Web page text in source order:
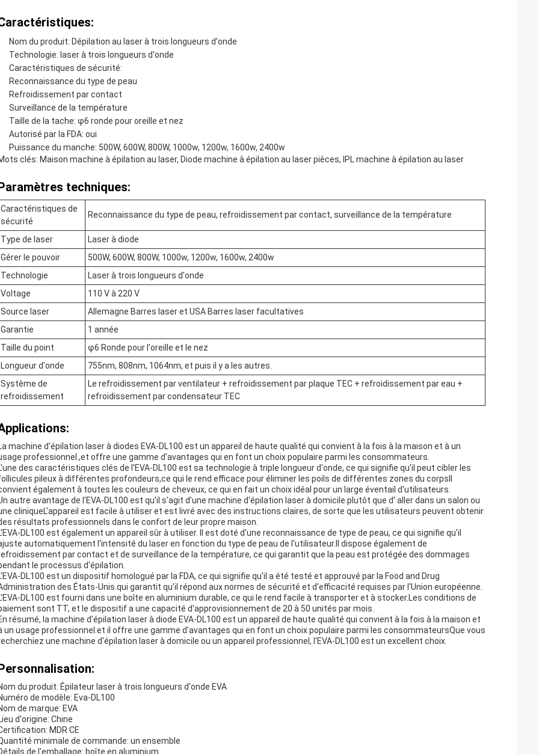
Nom du produit: Dépilation au laser à trois longueurs d'onde
Technologie: laser à trois longueurs d'onde
Caractéristiques de sécurité:
Reconnaissance du type de peau
Refroidissement par contact
Surveillance de la température
Taille de la tache: φ6 ronde pour oreille et nez
Autorisé par la FDA: oui
Puissance du manche: 500W, 600W, 800W, 1000w, 1200w, 1600w, 2400w
clés: Maison machine à épilation au laser, Diode machine à épilation au laser pièces, IPL machine à épilation au laser
techniques:
Caractéristiques de
sécurité
Reconnaissance du type de peau, refroidissement par contact, surveillance de la température
Type de laser
Laser à diode
Gérer le pouvoir
500W, 600W, 800W, 1000w, 1200w, 1600w, 2400w
Technologie
Laser à trois longueurs d'onde
Voltage
110 V à 220 V
Source laser
Allemagne Barres laser et USA Barres laser facultatives
Garantie
1 année
Taille du point
φ6 Ronde pour l'oreille et le nez
Longueur d'onde
755nm, 808nm, 1064nm, et puis il y a les autres.
Système de
refroidissement
Le refroidissement par ventilateur + refroidissement par plaque TEC + refroidissement par eau +
refroidissement par condensateur TEC
machine d'épilation laser à diodes EVA-DL100 est un appareil de haute qualité qui convient à la fois à la maison et à un
professionnel.,et offre une gamme d'avantages qui en font un choix populaire parmi les consommateurs.
des caractéristiques clés de l'EVA-DL100 est sa technologie à triple longueur d'onde, ce qui signifie qu'il peut cibler les
pileux à différentes profondeurs,ce qui le rend efficace pour éliminer les poils de différentes zones du corpsIl
également à toutes les couleurs de cheveux, ce qui en fait un choix idéal pour un large éventail d'utilisateurs.
autre avantage de l'EVA-DL100 est qu'il s'agit d'une machine d'épilation laser à domicile.plutôt que d' aller dans un salon ou
cliniqueL'appareil est facile à utiliser et est livré avec des instructions claires, de sorte que les utilisateurs peuvent obtenir
résultats professionnels dans le confort de leur propre maison.
DL100 est également un appareil sûr à utiliser. Il est doté d'une reconnaissance de type de peau, ce qui signifie qu'il
automatiquement l'intensité du laser en fonction du type de peau de l'utilisateur.Il dispose également de
par contact et de surveillance de la température, ce qui garantit que la peau est protégée des dommages
le processus d'épilation.
DL100 est un dispositif homologué par la FDA, ce qui signifie qu'il a été testé et approuvé par la Food and Drug
des États-Unis.qui garantit qu'il répond aux normes de sécurité et d'efficacité requises par l'Union européenne.
DL100 est fourni dans une boîte en aluminium durable, ce qui le rend facile à transporter et à stocker.Les conditions de
sont TT, et le dispositif a une capacité d'approvisionnement de 20 à 50 unités par mois.
résumé, la machine d'épilation laser à diode EVA-DL100 est un appareil de haute qualité qui convient à la fois à la maison et
un usage professionnel.et il offre une gamme d'avantages qui en font un choix populaire parmi les consommateursQue vous
une machine d'épilation laser à domicile ou un appareil professionnel, l'EVA-DL100 est un excellent choix.
du produit: Épilateur laser à trois longueurs d'onde EVA
de modèle: Eva-DL100
de marque: EVA
d'origine: Chine
MDR CE
minimale de commande: un ensemble
de l'emballage: boîte en aluminium